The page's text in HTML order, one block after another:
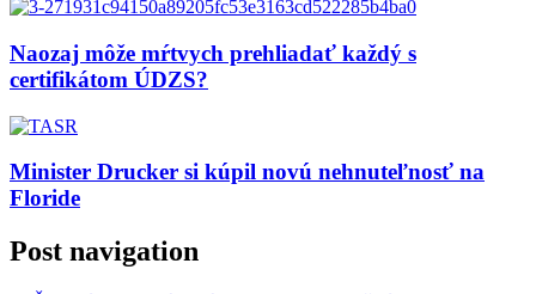
Naozaj môže mŕtvych prehliadať každý s
certifikátom ÚDZS?
Minister Drucker si kúpil novú nehnuteľnosť na
Floride
Post navigation